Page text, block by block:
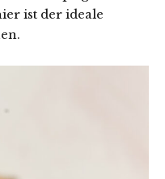
ist der ideale